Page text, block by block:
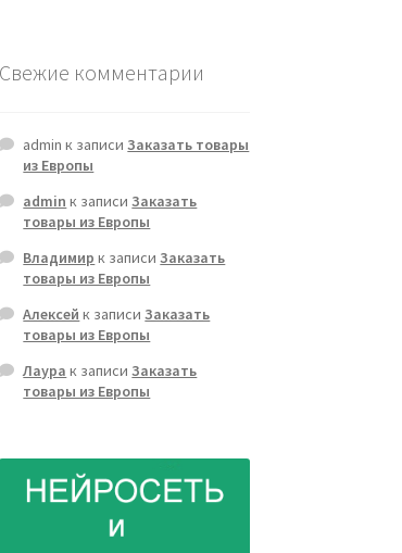
Свежие комментарии
admin к записиЗаказать товары
из Европы
admin к записиЗаказать
товары из Европы
Владимир к записиЗаказать
товары из Европы
Алексей к записиЗаказать
товары из Европы
Лаура к записиЗаказать
товары из Европы